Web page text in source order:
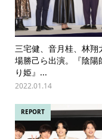
三宅健、音月桂、林翔
場勝己ら出演。『陰陽
り姫』...
2022.01.14
REPORT